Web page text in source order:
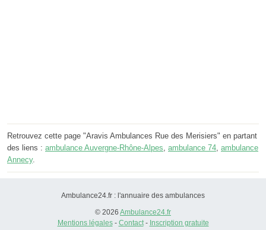
Retrouvez cette page "Aravis Ambulances Rue des Merisiers" en partant
des liens : ambulance Auvergne-Rhône-Alpes, ambulance 74, ambulance
Annecy.
Ambulance24.fr : l'annuaire des ambulances
© 2026 Ambulance24.fr
Mentions légales- Contact- Inscription gratuite